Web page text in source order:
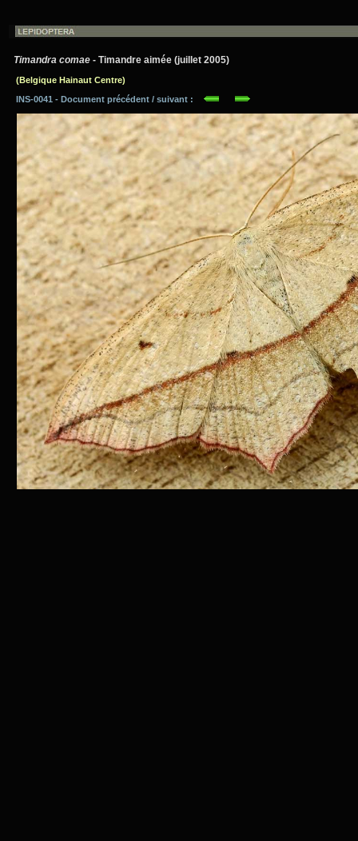
Timandra comae - Timandre aimée (juillet 2005)
(Belgique Hainaut Centre)
INS-0041 - Document précédent / suivant :